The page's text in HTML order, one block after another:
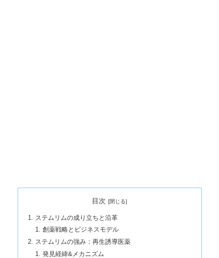
目次
ステムリムの成り立ちと沿革
創薬戦略とビジネスモデル
ステムリムの強み：再生誘導医薬
発見経緯&メカニズム